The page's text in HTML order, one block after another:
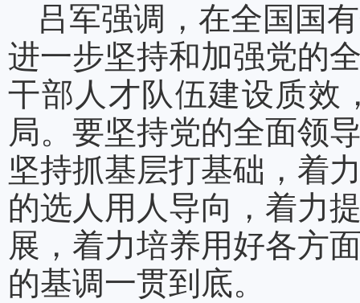
吕军强调，在全国国
进一步坚持和加强党的
干部人才队伍建设质效
局。要坚持党的全面领
坚持抓基层打基础，着
的选人用人导向，着力
展，着力培养用好各方
的基调一贯到底。